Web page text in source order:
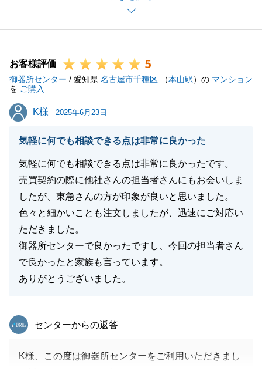
M様のご協力があったからこそ、契約からお引渡しま
で迎えることができたかと存じます。
今後とも、お力になれることがございましたら、精一
杯お手伝いさせていただきます。
お客様評価 5
御器所センター / 愛知県 名古屋市千種区 （本山駅）の マンション
を ご購入
K様
K様 2025年6月23日
気軽に何でも相談できる点は非常に良かった
気軽に何でも相談できる点は非常に良かったです。
売買契約の際に他社さんの担当者さんにもお会いしま
したが、東急さんの方が印象が良いと思いました。
色々と細かいことも注文しましたが、迅速にご対応い
ただきました。
御器所センターで良かったですし、今回の担当者さん
で良かったと家族も言っています。
ありがとうございました。
東急リバブル
センターからの返答
K様、この度は御器所センターをご利用いただきまし